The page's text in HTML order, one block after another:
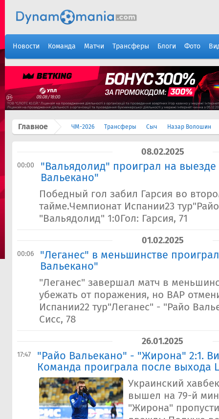
Новости Команда Матчи Трансферы Блоги Фото
Главное ЧМ-2026 Трансферы Сыч Назар Волошин
08.02.2025
00:00
"Вальядолид" проиграл на
Вальекано"
Победный гол забил Гарсия во
тайме.Чемпионат Испании23
"Вальядолид" 1:0Гол: Гарсия, 71
01.02.2025
00:06
"Леганес" в меньшинстве
Вальекано"
"Леганес" завершал матч в
убежать от поражения, но ВАР
Испании22 тур"Леганес" - "Райо
Сисс, 78
26.01.2025
17:47
"Райо Вальекано" - "Жирона" 2:1.
Команда проиграла после выхода
Украинский
вышел на 79-й
"Жирона"